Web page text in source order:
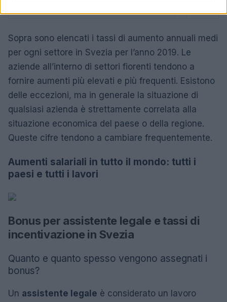
Sopra sono elencati i tassi di aumento annuali medi
per ogni settore in Svezia per l’anno 2019. Le
aziende all’interno di settori fiorenti tendono a
fornire aumenti più elevati e più frequenti. Esistono
delle eccezioni, ma in generale la situazione di
qualsiasi azienda è strettamente correlata alla
situazione economica del paese o della regione.
Queste cifre tendono a cambiare frequentemente.
Aumenti salariali in tutto il mondo: tutti i
paesi e tutti i lavori
Bonus per assistente legale e tassi di
incentivazione in Svezia
Quanto e quanto spesso vengono assegnati i
bonus?
Un assistente legale è considerato un lavoro